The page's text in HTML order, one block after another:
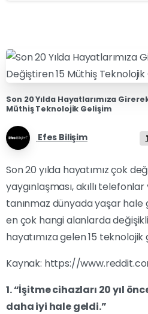
Son 20 Yılda Hayatlarımıza
Müthiş Teknolojik Gelişim
Efes Bilişim
Son 20 yılda hayatımız çok
yaygınlaşması, akıllı
tanınmaz dünyada yaşar hale
en çok hangi alanlarda
hayatımıza gelen 15
Kaynak: https://
1. “İşitme cihazları 20 yıl
daha iyi hale geldi.”